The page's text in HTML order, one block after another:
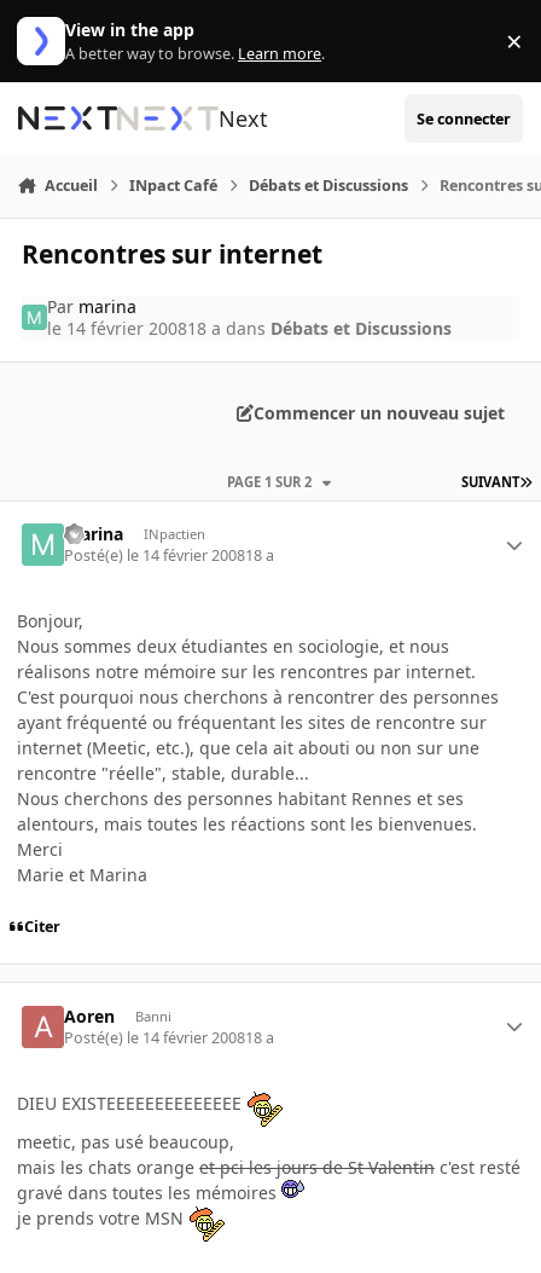
Aller au contenu
View in the app
A better way to browse. Learn more. ×
Next Se connecter
Accueil INpact Café Débats et Discussions Rencontres
Rencontres sur internet
Par marina
le 14 février 200818 a dans Débats et Discussions
Commencer un nouveau sujet
SUIVANT
PAGE 1 SUR 2
marina INpactien
Posté(e) le 14 février 200818 a
Bonjour,
Nous sommes deux étudiantes en sociologie, et nous
réalisons notre mémoire sur les rencontres par internet.
C'est pourquoi nous cherchons à rencontrer des personnes
ayant fréquenté ou fréquentant les sites de rencontre sur
internet (Meetic, etc.), que cela ait abouti ou non sur une
rencontre "réelle", stable, durable...
Nous cherchons des personnes habitant Rennes et ses
alentours, mais toutes les réactions sont les bienvenues.
Merci
Marie et Marina
Citer
Aoren Banni
Posté(e) le 14 février 200818 a
DIEU EXISTEEEEEEEEEEEEEE
meetic, pas usé beaucoup,
mais les chats orange et pci les jours de St Valentin c'est resté
gravé dans toutes les mémoires
je prends votre MSN